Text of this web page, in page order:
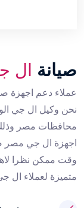
صيانة ال
عملاء دعم اجهزة
نحن وكيل ال جي
محافظات مصر وذلك
اجهزة ال جي مصر
وقت ممكن نظرا
متميزة لعملاء ال